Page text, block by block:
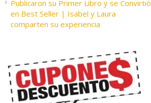
Publicaron su Primer Libro y se Convirtió
en Best Seller | Isabel y Laura
comparten su experiencia